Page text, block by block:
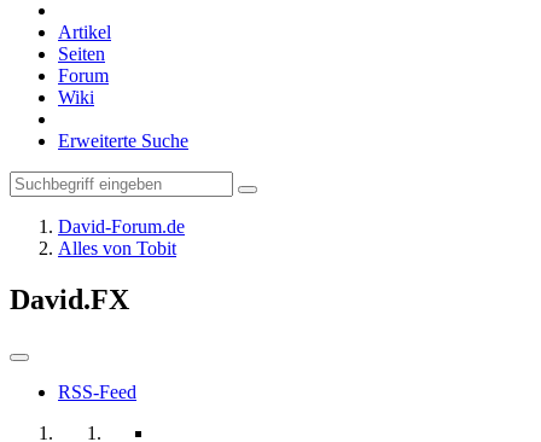
Artikel
Seiten
Forum
Wiki
Erweiterte Suche
David-Forum.de
Alles von Tobit
David.FX
RSS-Feed